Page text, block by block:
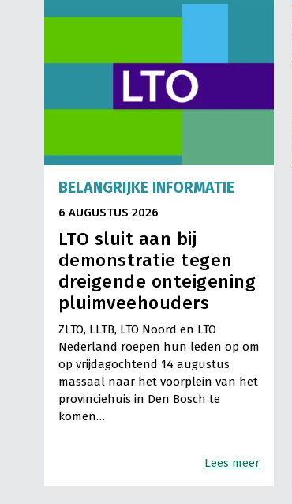
BELANGRIJKE INFORMATIE
6 AUGUSTUS 2026
LTO sluit aan bij
demonstratie tegen
dreigende onteigening
pluimveehouders
ZLTO, LLTB, LTO Noord en LTO
Nederland roepen hun leden op om
op vrijdagochtend 14 augustus
massaal naar het voorplein van het
provinciehuis in Den Bosch te
komen…
Lees meer